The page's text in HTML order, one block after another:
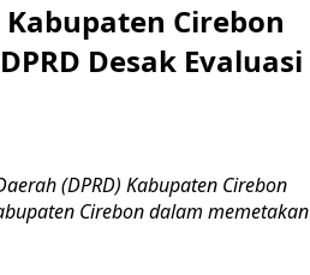
Cirebon
Desak Evaluasi
(DPRD) Kabupaten Cirebon
Cirebon dalam memetakan